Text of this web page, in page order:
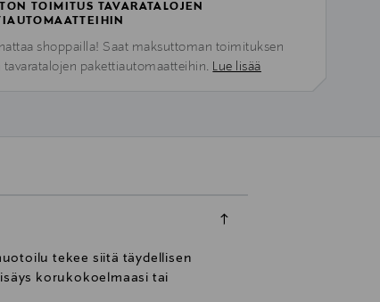
TOIMITUS TAVARATALOJEN
shoppailla! Saat maksuttoman toimituksen
tavaratalojen pakettiautomaatteihin. Lue lisää
tekee siitä täydellisen
korukokoelmaasi tai